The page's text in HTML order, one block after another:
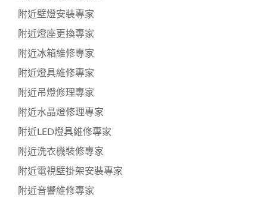
附近壁燈安裝專家
附近燈座更換專家
附近冰箱維修專家
附近燈具維修專家
附近吊燈修理專家
附近水晶燈修理專家
附近LED燈具維修專家
附近洗衣機裝修專家
附近電視壁掛架安裝專家
附近音響維修專家